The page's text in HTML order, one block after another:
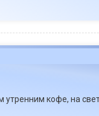
кофе, на